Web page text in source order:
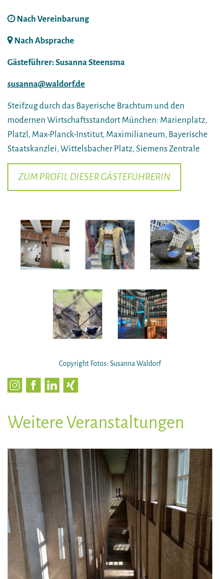
Nach Vereinbarung
Nach Absprache
Gästeführer: Susanna Steensma
susanna@waldorf.de
Steifzug durch das Bayerische Brachtum und den
modernen Wirtschaftsstandort München: Marienplatz,
Platzl, Max-Planck-Institut, Maximilianeum, Bayerische
Staatskanzlei, Wittelsbacher Platz, Siemens Zentrale
ZUM PROFIL DIESER GÄSTEFÜHRERIN
Copyright Fotos: Susanna Waldorf
Weitere Veranstaltungen